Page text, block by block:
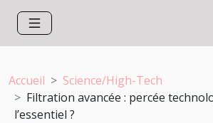
Accueil
Science/High-Tech
Filtration avancée : percée
l’essentiel ?